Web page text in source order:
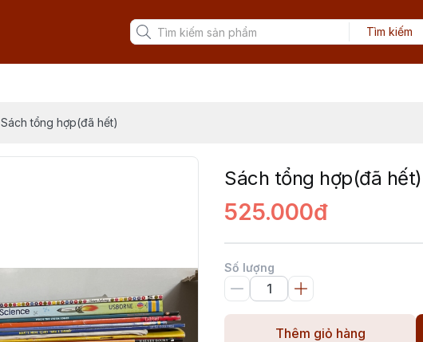
Tìm kiếm
Sách tổng hợp(đã hết)
Sách tổng hợp(đã hết)
525.000đ
Số lượng
Thêm giỏ hàng